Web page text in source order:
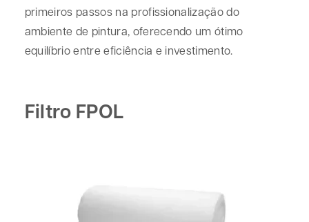
primeiros passos na profissionalização do
ambiente de pintura, oferecendo um ótimo
equilíbrio entre eficiência e investimento.
Filtro FPOL